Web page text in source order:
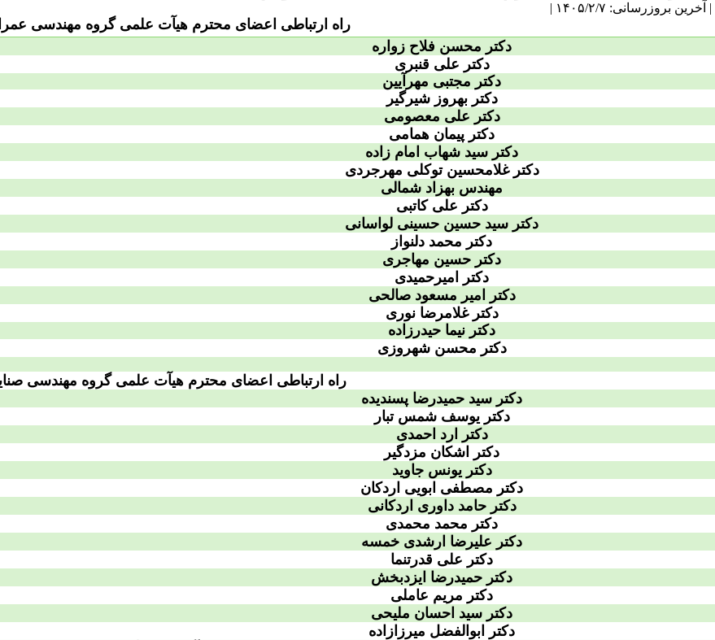
| آخرین بروزرسانی: ۱۴۰۵/۲/۷ |
راه ارتباطی اعضای محترم هیآت علمی گروه مهندسی
دکتر محسن فلاح زواره
دکتر علی قنبری
دکتر مجتبی مهرآیین
دکتر بهروز شیرگیر
دکتر علی معصومی
دکتر پیمان همامی
دکتر سید شهاب امام زاده
دکتر غلامحسین توکلی مهرجردی
مهندس بهزاد شمالی
دکتر علی کاتبی
دکتر سید حسین حسینی لواسانی
دکتر محمد دلنواز
دکتر حسین مهاجری
دکتر امیرحمیدی
دکتر امیر مسعود صالحی
دکتر غلامرضا نوری
دکتر نیما حیدرزاده
دکتر محسن شهروزی
راه ارتباطی اعضای محترم هیآت علمی گروه مهندسی
دکتر سید حمیدرضا پسندیده
دکتر یوسف شمس تبار
دکتر ارد احمدی
دکتر اشکان مزدگیر
دکتر یونس جاوید
دکتر مصطفی ابویی اردکان
دکتر حامد داوری اردکانی
دکتر محمد محمدی
دکتر علیرضا ارشدی خمسه
دکتر علی قدرتنما
دکتر حمیدرضا ایزدبخش
دکتر مریم عاملی
دکتر سید احسان ملیحی
دکتر ابوالفضل میرزازاده